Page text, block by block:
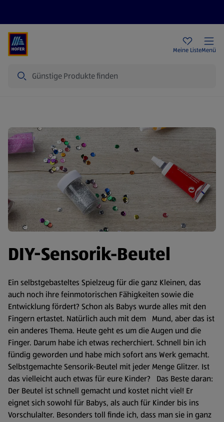
Meine ListeMenü
DIY-Sensorik-Beutel
Ein selbstgebasteltes Spielzeug für die ganz Kleinen, das
auch noch ihre feinmotorischen Fähigkeiten sowie die
Entwicklung fördert? Schon als Babys wurde alles mit den
Fingern ertastet. Natürlich auch mit dem Mund, aber das ist
ein anderes Thema. Heute geht es um die Augen und die
Finger. Darum habe ich etwas recherchiert. Schnell bin ich
fündig geworden und habe mich sofort ans Werk gemacht.
Selbstgemachte Sensorik-Beutel mit jeder Menge Glitzer. Ist
das vielleicht auch etwas für eure Kinder? Das Beste daran:
Der Beutel ist schnell gemacht und kostet nicht viel! Er
eignet sich sowohl für Babys, als auch für Kinder bis ins
Vorschulalter. Besonders toll finde ich, dass man sie in ganz